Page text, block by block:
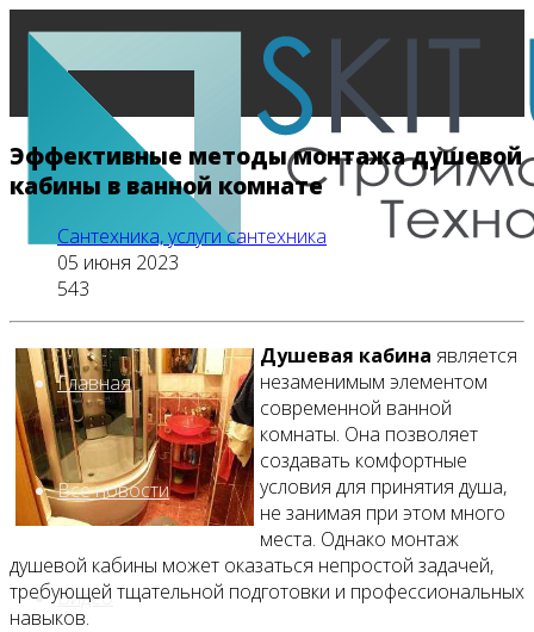
Главная
Все новости
Видео
Эффективные методы монтажа душевой
кабины в ванной комнате
Сантехника, услуги сантехника
05 июня 2023
543
Душевая кабина является
незаменимым элементом
современной ванной
комнаты. Она позволяет
создавать комфортные
условия для принятия душа,
не занимая при этом много
места. Однако монтаж
душевой кабины может оказаться непростой задачей,
требующей тщательной подготовки и профессиональных
навыков.